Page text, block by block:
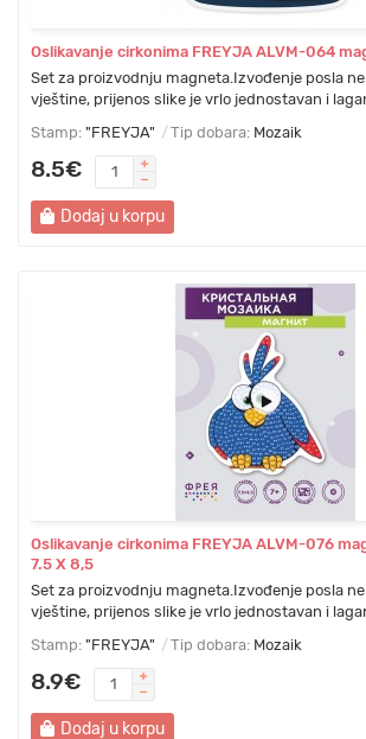
Oslikavanje cirkonima FREYJA ALVM-064
Set za proizvodnju magneta.Izvođenje posla
vještine, prijenos slike je vrlo jednostavan i
Stamp: "FREYJA" Tip dobara: Mozaik
8.5€
Dodaj u korpu
Oslikavanje cirkonima FREYJA ALVM-076
7.5 Х 8,5
Set za proizvodnju magneta.Izvođenje posla
vještine, prijenos slike je vrlo jednostavan i
Stamp: "FREYJA" Tip dobara: Mozaik
8.9€
Dodaj u korpu